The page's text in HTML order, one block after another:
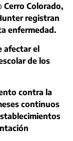
Cerro Colorado,
registran
enfermedad.
afectar el
de los
contra la
continuos